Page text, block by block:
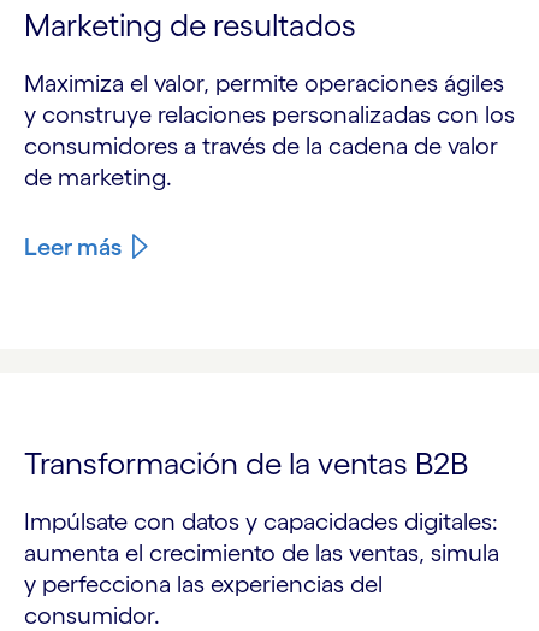
Marketing de resultados
Maximiza el valor, permite operaciones ágiles
y construye relaciones personalizadas con los
consumidores a través de la cadena de valor
de marketing.
Leer más
Transformación de la ventas B2B
Impúlsate con datos y capacidades digitales:
aumenta el crecimiento de las ventas, simula
y perfecciona las experiencias del
consumidor.